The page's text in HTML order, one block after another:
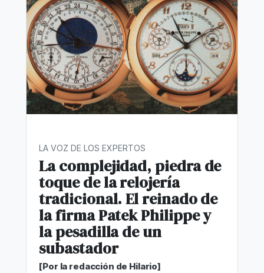
LA VOZ DE LOS EXPERTOS
La complejidad, piedra de
toque de la relojería
tradicional. El reinado de
la firma Patek Philippe y
la pesadilla de un
subastador
[Por la redacción de Hilario]